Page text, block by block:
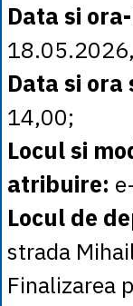
Data si
Data si ora
14,00;
Locul si
atribuire:
Locul de
strada
Finalizarea